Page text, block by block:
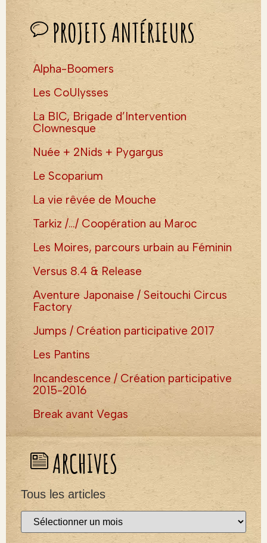
PROJETS ANTÉRIEURS
Alpha-Boomers
Les CoUlysses
La BIC, Brigade d’Intervention
Clownesque
Nuée + 2Nids + Pygargus
Le Scoparium
La vie rêvée de Mouche
Tarkiz /…/ Coopération au Maroc
Les Moires, parcours urbain au Féminin
Versus 8.4 & Release
Aventure Japonaise / Seitouchi Circus
Factory
Jumps / Création participative 2017
Les Pantins
Incandescence / Création participative
2015-2016
Break avant Vegas
ARCHIVES
Tous les articles